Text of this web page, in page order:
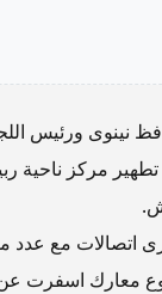
نينوى ورئيس
مركز ناحية
اتصالات مع
معارك اسفرت